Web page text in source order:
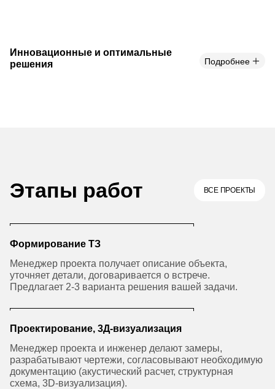
Инновационные и оптимальные
решения
Подробнее
Этапы работ ВСЕ ПРОЕКТЫ
Формирование ТЗ
Менеджер проекта получает описание объекта,
уточняет детали, договаривается о встрече.
Предлагает 2-3 варианта решения вашей задачи.
Проектирование, 3Д-визуализация
Менеджер проекта и инженер делают замеры,
разрабатывают чертежи, согласовывают необходимую
документацию (акустический расчет, структурная
схема, 3D-визуализация).